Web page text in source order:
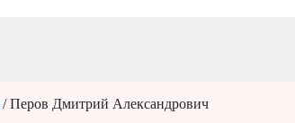
/ Перов Дмитрий Александрович